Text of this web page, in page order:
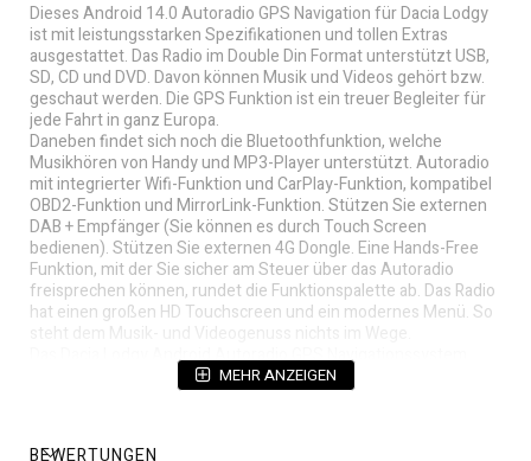
Dieses Android 14.0 Autoradio GPS Navigation für Dacia Lodgy
ist mit leistungsstarken Spezifikationen und tollen Extras
ausgestattet. Das Radio im Double Din Format unterstützt USB,
SD, CD und DVD. Davon können Musik und Videos gehört bzw.
geschaut werden. Die GPS Funktion ist ein treuer Begleiter für
jede Fahrt in ganz Europa.
Daneben findet sich noch die Bluetoothfunktion, welche
Musikhören von Handy und MP3-Player unterstützt. Autoradio
mit integrierter Wifi-Funktion und CarPlay-Funktion, kompatibel
OBD2-Funktion und MirrorLink-Funktion. Stützen Sie externen
DAB + Empfänger (Sie können es durch Touch Screen
bedienen). Stützen Sie externen 4G Dongle. Eine Hands-Free
Funktion, mit der Sie sicher am Steuer über das Autoradio
freisprechen können, rundet die Funktionspalette ab. Das Radio
hat einen großen HD Touchscreen und ein modernes Menü. So
steht dem Musik- und Videogenuss nichts im Wege.
Das Dacia Lodgy Android Autoradio GPS Navigationssystem
passt nahtlos in den 2-DIN-Schacht Ihres Fahrzeugs.
Einbau in das Armaturenbrett. Einfach das Gerät in den
MEHR ANZEIGEN
BEWERTUNGEN